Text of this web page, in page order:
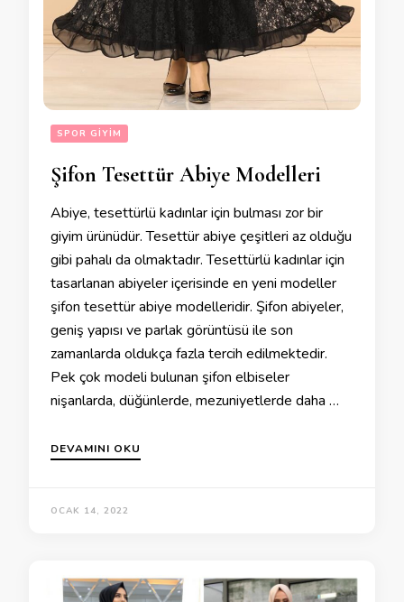
SPOR GIYIM
Şifon Tesettür Abiye Modelleri
Abiye, tesettürlü kadınlar için bulması zor bir
giyim ürünüdür. Tesettür abiye çeşitleri az olduğu
gibi pahalı da olmaktadır. Tesettürlü kadınlar için
tasarlanan abiyeler içerisinde en yeni modeller
şifon tesettür abiye modelleridir. Şifon abiyeler,
geniş yapısı ve parlak görüntüsü ile son
zamanlarda oldukça fazla tercih edilmektedir.
Pek çok modeli bulunan şifon elbiseler
nişanlarda, düğünlerde, mezuniyetlerde daha …
DEVAMINI OKU
OCAK 14, 2022